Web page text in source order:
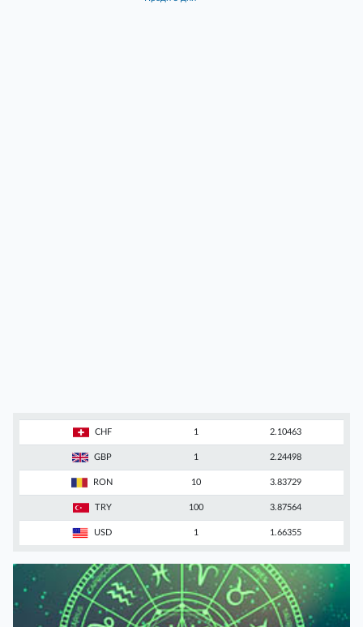
CHF 1 2.10463
GBP 1 2.24498
RON 10 3.83729
TRY 100 3.87564
USD 1 1.66355